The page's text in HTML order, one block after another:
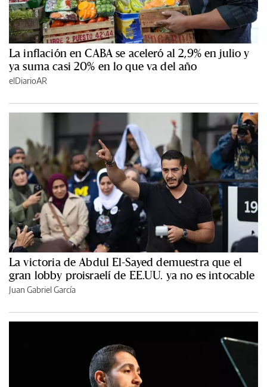
La inflación en CABA se aceleró al 2,9% en julio y
ya suma casi 20% en lo que va del año
elDiarioAR
La victoria de Abdul El-Sayed demuestra que el
gran lobby proisraelí de EE.UU. ya no es intocable
Juan Gabriel García